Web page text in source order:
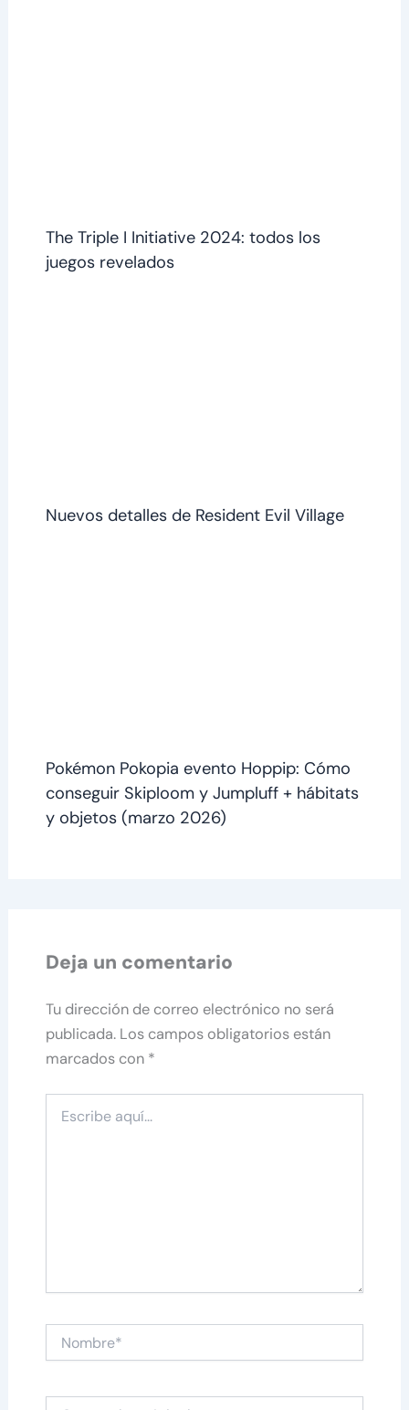
The Triple I Initiative 2024: todos los
juegos revelados
Nuevos detalles de Resident Evil Village
Pokémon Pokopia evento Hoppip: Cómo
conseguir Skiploom y Jumpluff + hábitats
y objetos (marzo 2026)
Deja un comentario
Tu dirección de correo electrónico no será
publicada. Los campos obligatorios están
marcados con *
aquí...